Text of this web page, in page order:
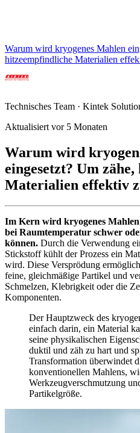
Warum wird kryogenes Mahlen
hitzeempfindliche Materialien
Technisches Team · Kintek
Aktualisiert vor 5 Monaten
Warum wird
eingesetzt? Um
Materialien effektiv
Im Kern wird kryogenes
bei Raumtemperatur schwer
können. Durch die Verwendung
Stickstoff kühlt der Prozess ein
wird. Diese Versprödung
feine, gleichmäßige Partikel und
Schmelzen, Klebrigkeit oder die
Komponenten.
Der Hauptzweck des
einfach darin, ein Material
seine physikalischen
duktil und zäh zu hart und
Transformation überwindet
konventionellen Mahlens,
Werkzeugverschmutzung
Partikelgröße.